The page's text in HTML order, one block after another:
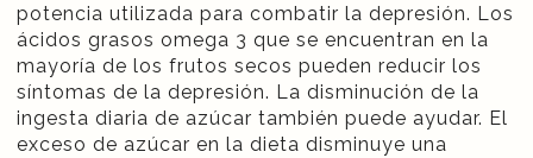
potencia utilizada para combatir la depresión. Los
ácidos grasos omega 3 que se encuentran en la
mayoría de los frutos secos pueden reducir los
síntomas de la depresión. La disminución de la
ingesta diaria de azúcar también puede ayudar. El
exceso de azúcar en la dieta disminuye una